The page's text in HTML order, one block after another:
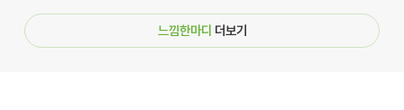
느낌한마디 더보기